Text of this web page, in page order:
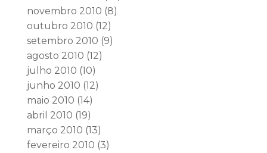
novembro 2010 (8)
outubro 2010 (12)
setembro 2010 (9)
agosto 2010 (12)
julho 2010 (10)
junho 2010 (12)
maio 2010 (14)
abril 2010 (19)
março 2010 (13)
fevereiro 2010 (3)